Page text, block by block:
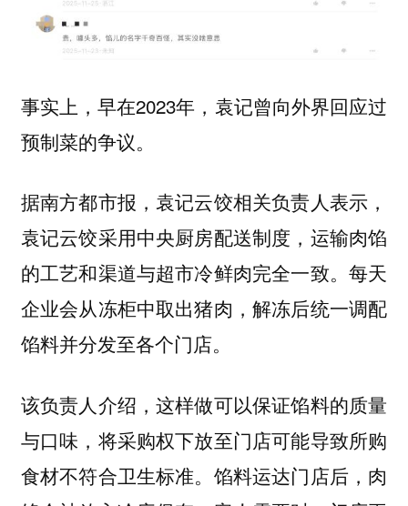
事实上，早在2023年，袁记曾向外界回应过
预制菜的争议。
据南方都市报，袁记云饺相关负责人表示，
袁记云饺采用中央厨房配送制度，运输肉馅
的工艺和渠道与超市冷鲜肉完全一致。每天
企业会从冻柜中取出猪肉，解冻后统一调配
馅料并分发至各个门店。
该负责人介绍，这样做可以保证馅料的质量
与口味，将采购权下放至门店可能导致所购
食材不符合卫生标准。馅料运达门店后，肉